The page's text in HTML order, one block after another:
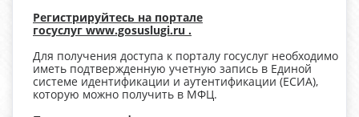
Регистрируйтесь на портале
госуслуг www.gosuslugi.ru .
Для получения доступа к порталу госуслуг необходимо
иметь подтвержденную учетную запись в Единой
системе идентификации и аутентификации (ЕСИА),
которую можно получить в МФЦ.